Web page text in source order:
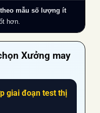
mẫu số lượng ít
hơn.
Xưởng may
giai đoạn test thị